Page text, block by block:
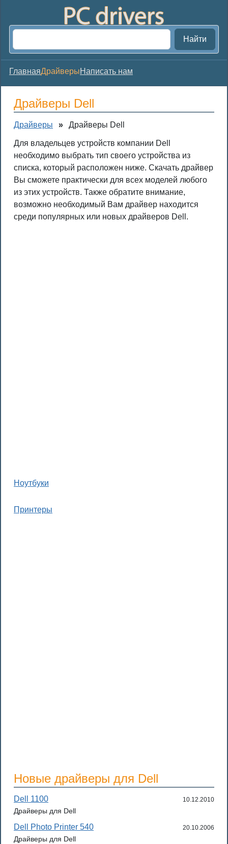
Найти
ГлавнаяДрайверыНаписать нам
Драйверы Dell
Драйверы » Драйверы Dell
Для владельцев устройств компании Dell
необходимо выбрать тип своего устройства из
списка, который расположен ниже. Скачать драйвер
Вы сможете практически для всех моделей любого
из этих устройств. Также обратите внимание,
возможно необходимый Вам драйвер находится
среди популярных или новых драйверов Dell.
Ноутбуки
Принтеры
Новые драйверы для Dell
Dell 1100 10.12.2010
Драйверы для Dell
Dell Photo Printer 540 20.10.2006
Драйверы для Dell